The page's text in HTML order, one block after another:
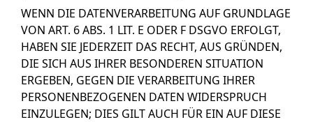
WENN DIE DATENVERARBEITUNG AUF GRUNDLAGE
VON ART. 6 ABS. 1 LIT. E ODER F DSGVO ERFOLGT,
HABEN SIE JEDERZEIT DAS RECHT, AUS GRÜNDEN,
DIE SICH AUS IHRER BESONDEREN SITUATION
ERGEBEN, GEGEN DIE VERARBEITUNG IHRER
PERSONENBEZOGENEN DATEN WIDERSPRUCH
EINZULEGEN; DIES GILT AUCH FÜR EIN AUF DIESE